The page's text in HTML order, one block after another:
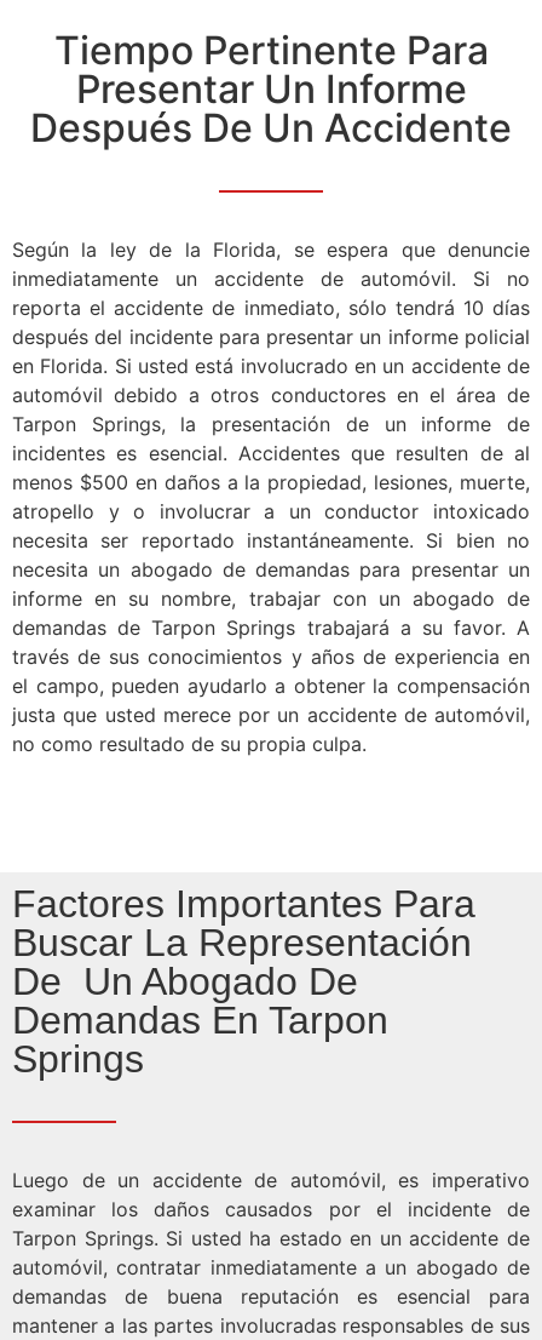
Tiempo Pertinente Para
Presentar Un Informe
Después De Un Accidente
Según la ley de la Florida, se espera que denuncie
inmediatamente un accidente de automóvil. Si no
reporta el accidente de inmediato, sólo tendrá 10 días
después del incidente para presentar un informe policial
en Florida. Si usted está involucrado en un accidente de
automóvil debido a otros conductores en el área de
Tarpon Springs, la presentación de un informe de
incidentes es esencial. Accidentes que resulten de al
menos $500 en daños a la propiedad, lesiones, muerte,
atropello y o involucrar a un conductor intoxicado
necesita ser reportado instantáneamente. Si bien no
necesita un abogado de demandas para presentar un
informe en su nombre, trabajar con un abogado de
demandas de Tarpon Springs trabajará a su favor. A
través de sus conocimientos y años de experiencia en
el campo, pueden ayudarlo a obtener la compensación
justa que usted merece por un accidente de automóvil,
no como resultado de su propia culpa.
Factores Importantes Para
Buscar La Representación
De Un Abogado De
Demandas En Tarpon
Springs
Luego de un accidente de automóvil, es imperativo
examinar los daños causados por el incidente de
Tarpon Springs. Si usted ha estado en un accidente de
automóvil, contratar inmediatamente a un abogado de
demandas de buena reputación es esencial para
mantener a las partes involucradas responsables de sus